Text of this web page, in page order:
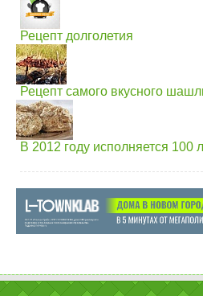
Рецепт долголетия
Рецепт самого вкусного
В 2012 году исполняется 100